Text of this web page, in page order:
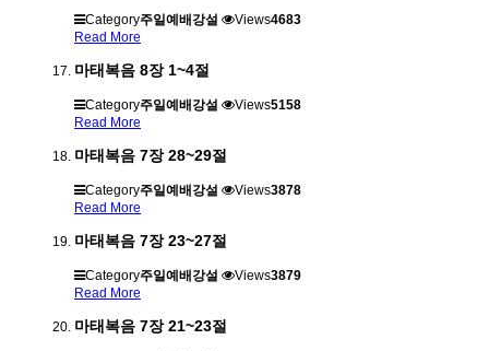
Category주일예배강설 Views4683
Read More
마태복음 8장 1~4절
Category주일예배강설 Views5158
Read More
마태복음 7장 28~29절
Category주일예배강설 Views3878
Read More
마태복음 7장 23~27절
Category주일예배강설 Views3879
Read More
마태복음 7장 21~23절